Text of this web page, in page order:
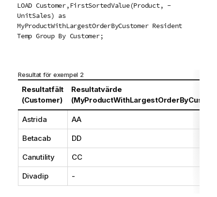
LOAD Customer,FirstSortedValue(Product, -
UnitSales) as
MyProductWithLargestOrderByCustomer Resident
Temp Group By Customer;
Resultat för exempel 2
Resultatfält
(Customer)
Resultatvärde
Astrida AA
Betacab DD
Canutility CC
Divadip -